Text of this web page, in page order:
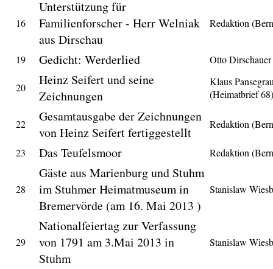
16
Unterstützung für
Familienforscher - Herr Welniak
aus Dirschau
Redaktion
19 Gedicht: Werderlied Otto Dirschauer
20
Heinz Seifert und seine
Zeichnungen
Klaus
(Heimatbrief 68)
22
Gesamtausgabe der Zeichnungen
von Heinz Seifert fertiggestellt
Redaktion
23 Das Teufelsmoor Redaktion
28
Gäste aus Marienburg und Stuhm
im Stuhmer Heimatmuseum in
Bremervörde (am 16. Mai 2013 )
Stanislaw
29
Nationalfeiertag zur Verfassung
von 1791 am 3.Mai 2013 in
Stuhm
Stanislaw